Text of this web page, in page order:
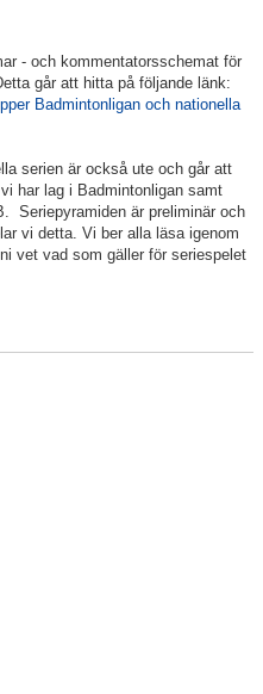
- och kommentatorsschemat för
går att hitta på följande länk:
Badmintonligan och nationella
serien är också ute och går att
har lag i Badmintonligan samt
Seriepyramiden är preliminär och
vi detta. Vi ber alla läsa igenom
vet vad som gäller för seriespelet